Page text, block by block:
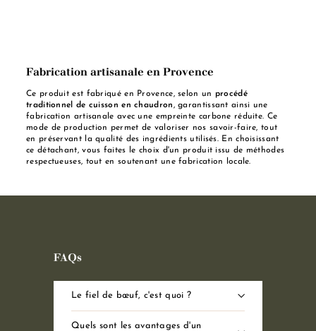
Fabrication artisanale en Provence
Ce produit est fabriqué en Provence, selon un procédé
traditionnel de cuisson en chaudron, garantissant ainsi une
fabrication artisanale avec une empreinte carbone réduite. Ce
mode de production permet de valoriser nos savoir-faire, tout
en préservant la qualité des ingrédients utilisés. En choisissant
ce détachant, vous faites le choix d'un produit issu de méthodes
respectueuses, tout en soutenant une fabrication locale.
FAQs
Le fiel de bœuf, c'est quoi ?
Quels sont les avantages d'un